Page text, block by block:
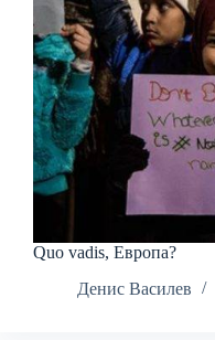
Quo vadis, Европа?
Денис Василев